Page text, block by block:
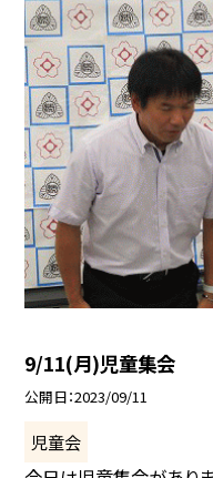
9/11(月)児童集会
公開日 2023/09/11
児童会